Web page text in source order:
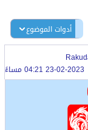
أدوات الموضوع
23-02-2023 04:21 مساءً